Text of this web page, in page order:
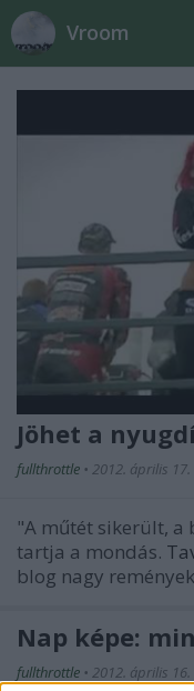
Vroom
Jöhet a
fullthrottle • 2012. április 17.
"A műtét sikerült, a
tartja a mondás.
blog nagy
Nap képe:
fullthrottle • 2012. április 16.